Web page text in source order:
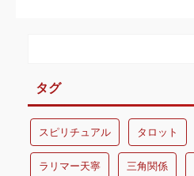
タグ
スピリチュアル タロット
ラリマー天寧 三角関係